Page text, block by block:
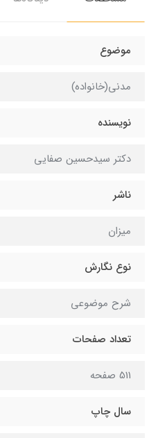
موضوع
مدنی(خانواده)
نویسنده
دکتر سیدحسین صفایی
ناشر
میزان
نوع نگارش
شرح موضوعی
تعداد صفحات
511 صفحه
سال چاپ